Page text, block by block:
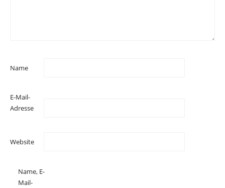
Name
E-Mail-
Adresse
Website
Name, E-
Mail-